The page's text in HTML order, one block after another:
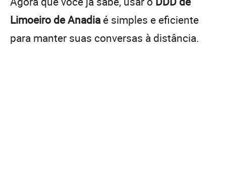
Limoeiro de Anadia é simples e eficiente
para manter suas conversas à distância.